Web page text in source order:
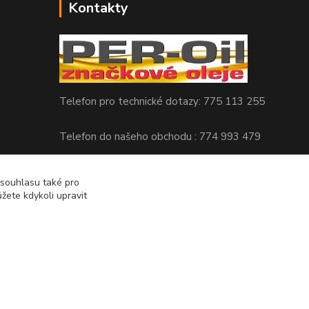
Kontakty
Telefon pro technické dotazy: 775 113 255
Telefon do našeho obchodu : 774 993 479
také pro
kdykoli upravit